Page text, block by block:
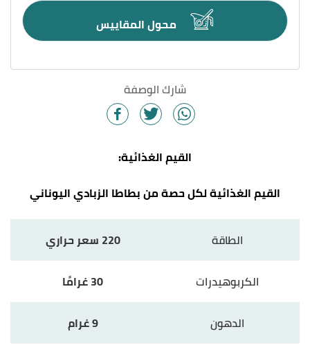
محول المقاييس
شارك الوصفة
القيم الغذائية:
القيم الغذائية لكل حصة من بطاطا الزبادي اليوناني
الطاقة
220 سعر حراري
الكربوهيدرات
30 غرامًا
الدهون
9 غرام